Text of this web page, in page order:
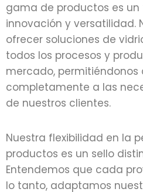
gama de productos es
innovación y versatilidad.
ofrecer soluciones de
todos los procesos y
mercado, permitiéndonos
completamente a las
de nuestros clientes.
Nuestra flexibilidad en la
productos es un sello
Entendemos que cada
lo tanto, adaptamos